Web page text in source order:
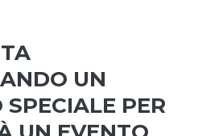
UN
PER